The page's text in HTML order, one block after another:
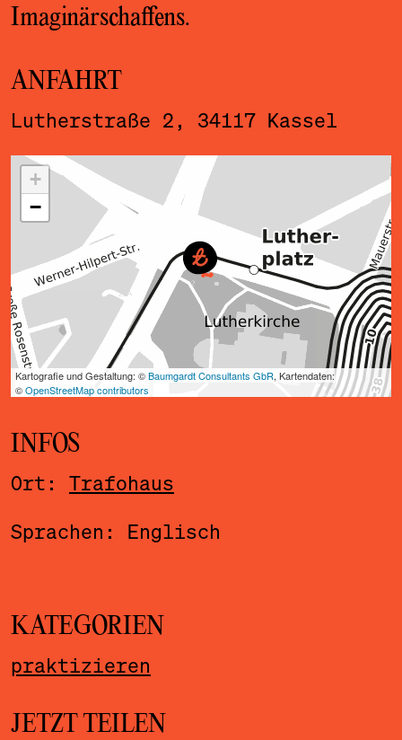
Imaginärschaffens.
ANFAHRT
Lutherstraße 2, 34117 Kassel
ˇ
INFOS
Ort: Trafohaus
Sprachen: Englisch
KATEGORIEN
praktizieren
JETZT TEILEN